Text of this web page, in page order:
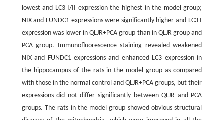
lowest and LC3 I/II expression the highest in the model group;
NIX and FUNDC1 expressions were significantly higher and LC3 I
expression was lower in QLJR+PCA group than in QLJR group and
PCA group. Immunofluorescence staining revealed weakened
NIX and FUNDC1 expressions and enhanced LC3 expression in
the hippocampus of the rats in the model group as compared
with those in the normal control and QLJR+PCA groups, but their
expressions did not differ significantly between QLJR and PCA
groups. The rats in the model group showed obvious structural